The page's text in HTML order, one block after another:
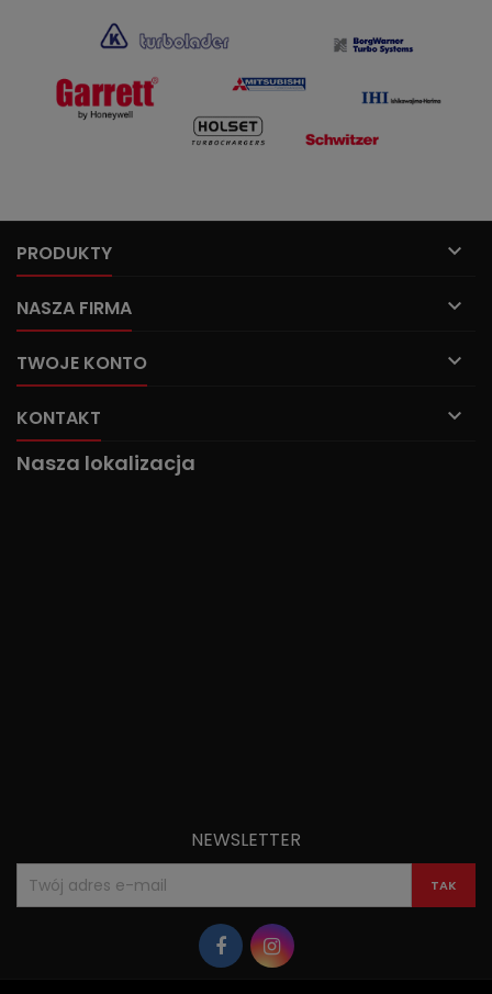
PRODUKTY 
NASZA FIRMA 
TWOJE KONTO 
KONTAKT 
Nasza lokalizacja
NEWSLETTER